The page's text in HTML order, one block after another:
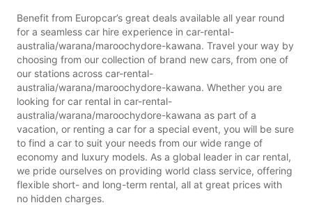
Benefit from Europcar’s great deals available all year round
for a seamless car hire experience in car-rental-
australia/warana/maroochydore-kawana. Travel your way by
choosing from our collection of brand new cars, from one of
our stations across car-rental-
australia/warana/maroochydore-kawana. Whether you are
looking for car rental in car-rental-
australia/warana/maroochydore-kawana as part of a
vacation, or renting a car for a special event, you will be sure
to find a car to suit your needs from our wide range of
economy and luxury models. As a global leader in car rental,
we pride ourselves on providing world class service, offering
flexible short- and long-term rental, all at great prices with
no hidden charges.